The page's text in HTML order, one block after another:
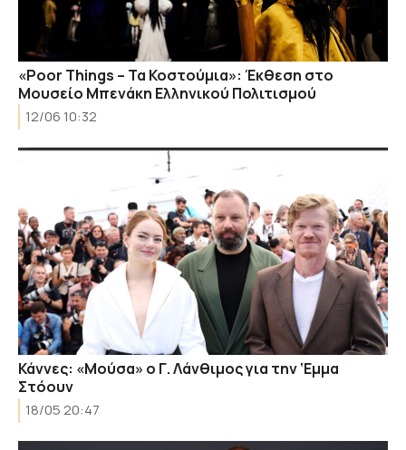
«Poor Things – Τα Κοστούμια»: Έκθεση στο
Μουσείο Μπενάκη Ελληνικού Πολιτισμού
12/06 10:32
Κάννες: «Μούσα» ο Γ. Λάνθιμος για την ‘Εμμα
Στόουν
18/05 20:47